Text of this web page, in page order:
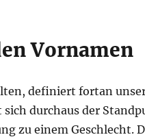
Vornamen
definiert fortan
durchaus der
zu einem Geschlecht.